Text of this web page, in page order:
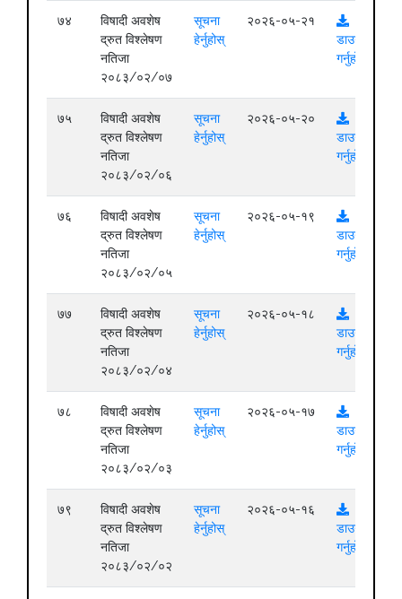
७४
विषादी अवशेष
द्रुत विश्लेषण
नतिजा
२०८३/०२/०७
सूचना
हेर्नुहोस्
२०२६-०५-२१
डाउनलोड
गर्नुहोस्
७५
विषादी अवशेष
द्रुत विश्लेषण
नतिजा
२०८३/०२/०६
सूचना
हेर्नुहोस्
२०२६-०५-२०
डाउनलोड
गर्नुहोस्
७६
विषादी अवशेष
द्रुत विश्लेषण
नतिजा
२०८३/०२/०५
सूचना
हेर्नुहोस्
२०२६-०५-१९
डाउनलोड
गर्नुहोस्
७७
विषादी अवशेष
द्रुत विश्लेषण
नतिजा
२०८३/०२/०४
सूचना
हेर्नुहोस्
२०२६-०५-१८
डाउनलोड
गर्नुहोस्
७८
विषादी अवशेष
द्रुत विश्लेषण
नतिजा
२०८३/०२/०३
सूचना
हेर्नुहोस्
२०२६-०५-१७
डाउनलोड
गर्नुहोस्
७९
विषादी अवशेष
द्रुत विश्लेषण
नतिजा
२०८३/०२/०२
सूचना
हेर्नुहोस्
२०२६-०५-१६
डाउनलोड
गर्नुहोस्